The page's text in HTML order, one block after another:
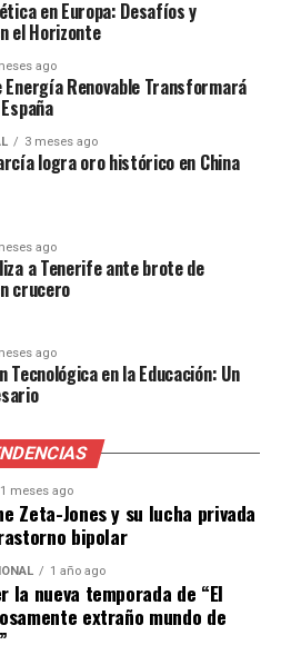
comunidad
destacó la utilidad del
y
legales
y
cómo
taller nos dio
prácticas
nuestros
a otros
de la niñez”,
psicorientadora de una
en Europa: Desafíos y
el Horizonte
ago
Energía Renovable Transformará
3 meses ago
logra oro histórico en China
ago
a Tenerife ante brote de
crucero
ago
Tecnológica en la Educación: Un
meses ago
Zeta-Jones y su lucha privada
bipolar
1 año ago
la nueva temporada de “El
extraño mundo de